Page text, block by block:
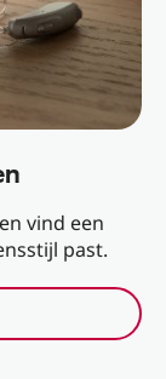
vind een
past.